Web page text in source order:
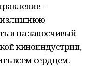
–
излишнюю
и на заносчивый
киноиндустрии,
всем сердцем.